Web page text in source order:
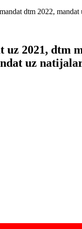
2021, dtm
uz